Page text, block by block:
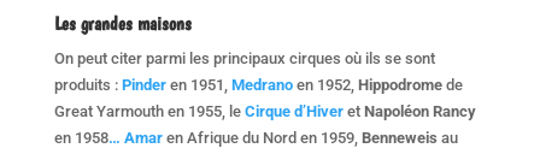
Les grandes maisons
On peut citer parmi les principaux cirques où ils se sont
produits :Pinder en 1951, Medrano en 1952, Hippodromede
Great Yarmouth en 1955, le Cirque d’Hiver et Napoléon Rancy
en 1958… Amar en Afrique du Nord en 1959,Benneweis au